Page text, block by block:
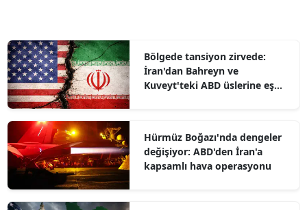
Bölgede tansiyon zirvede:
İran'dan Bahreyn ve
Kuveyt'teki ABD üslerine eş
Hürmüz Boğazı'nda dengeler
değişiyor: ABD'den İran'a
kapsamlı hava operasyonu